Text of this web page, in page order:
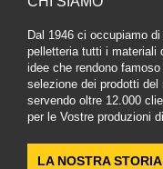
Dal 1946 ci occupiamo
pelletteria tutti i materiali
idee che rendono
selezione dei prodotti
servendo oltre 12.000
per le Vostre produzioni
LA NOSTRA